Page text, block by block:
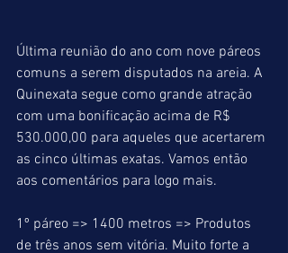
Última reunião do ano com nove páreos
comuns a serem disputados na areia. A
Quinexata segue como grande atração
com uma bonificação acima de R$
530.000,00 para aqueles que acertarem
as cinco últimas exatas. Vamos então
aos comentários para logo mais.
1º páreo => 1400 metros => Produtos
de três anos sem vitória. Muito forte a